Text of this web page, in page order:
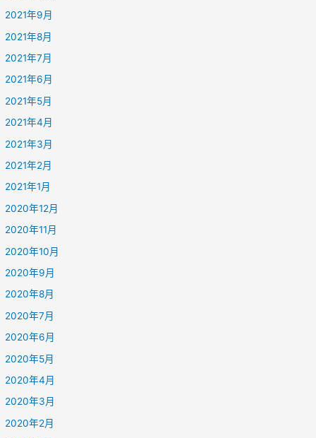
2021年9月
2021年8月
2021年7月
2021年6月
2021年5月
2021年4月
2021年3月
2021年2月
2021年1月
2020年12月
2020年11月
2020年10月
2020年9月
2020年8月
2020年7月
2020年6月
2020年5月
2020年4月
2020年3月
2020年2月